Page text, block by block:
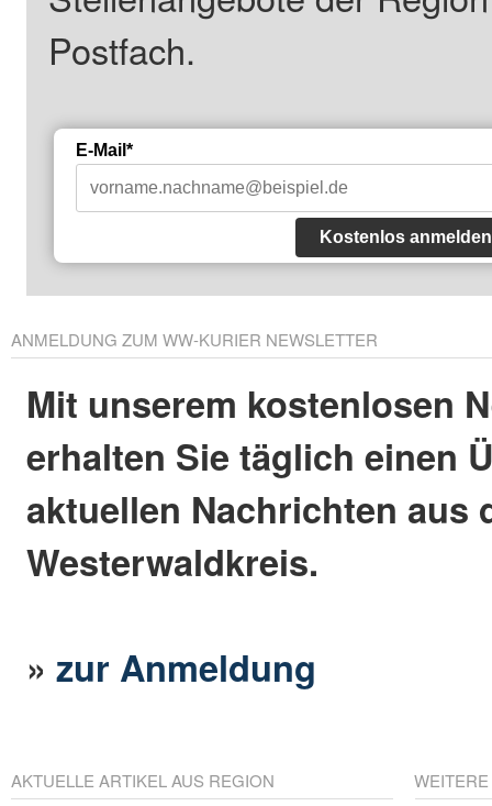
Postfach.
E-Mail*
Kostenlos anmelden
ANMELDUNG ZUM WW-KURIER NEWSLETTER
Mit unserem kostenlosen
erhalten Sie täglich einen
aktuellen Nachrichten aus
Westerwaldkreis.
»zur Anmeldung
AKTUELLE ARTIKEL AUS REGION